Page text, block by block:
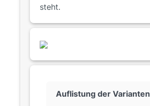
steht.
Auflistung der Varianten